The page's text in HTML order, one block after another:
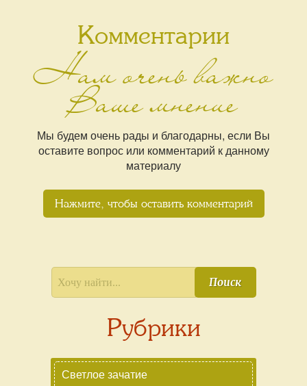
Комментарии
Нам очень важно
Ваше мнение
Мы будем очень рады и благодарны, если Вы
оставите вопрос или комментарий к данному
материалу
Нажмите, чтобы оставить комментарий
Поиск
Рубрики
Светлое зачатие